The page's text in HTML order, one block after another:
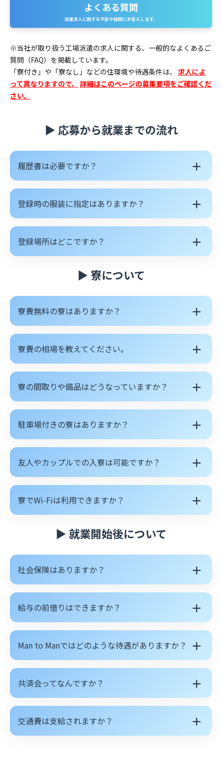
よくある質問
派遣求人に関する不安や疑問にお答えします。
※当社が取り扱う工場派遣の求人に関する、一般的なよくあるご
質問（FAQ）を掲載しています。
「寮付き」や「寮なし」などの住環境や待遇条件は、 求人によ
って異なりますので、 詳細はこのページの募集要項をご確認くだ
さい。
▶ 応募から就業までの流れ
履歴書は必要ですか？ ＋
登録時の服装に指定はありますか？ ＋
登録場所はどこですか？ ＋
▶ 寮について
寮費無料の寮はありますか？ ＋
寮費の相場を教えてください。 ＋
寮の間取りや備品はどうなっていますか？ ＋
駐車場付きの寮はありますか？ ＋
友人やカップルでの入寮は可能ですか？ ＋
寮でWi-Fiは利用できますか？ ＋
▶ 就業開始後について
社会保険はありますか？ ＋
給与の前借りはできますか？ ＋
Man to Manではどのような待遇がありますか？ ＋
共済会ってなんですか？ ＋
交通費は支給されますか？ ＋